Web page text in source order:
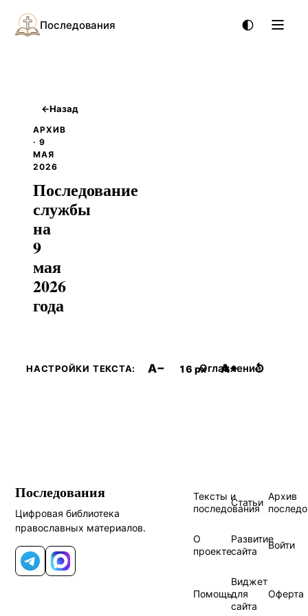
Последования
←Назад
АРХИВ
· 9
МАЯ
2026
Последование
службы
на
9
мая
2026
года
НАСТРОЙКИ ТЕКСТА: A− 16 px A+ ↺
Оглавление
Последования
Цифровая библиотека
православных материалов.
Telegram
MAX
Тексты и
последования
Статьи
Архив
О
проекте
Развитие
сайта
Войти
Помощь
Виджет
для
сайта
Оферта